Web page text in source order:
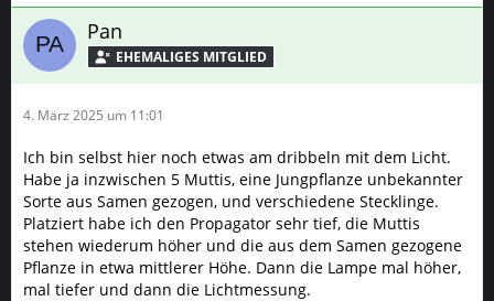
Pan
4. März 2025 um 11:01
Ich bin selbst hier noch etwas am dribbeln mit dem Licht.
Habe ja inzwischen 5 Muttis, eine Jungpflanze unbekannter
Sorte aus Samen gezogen, und verschiedene Stecklinge.
Platziert habe ich den Propagator sehr tief, die Muttis
stehen wiederum höher und die aus dem Samen gezogene
Pflanze in etwa mittlerer Höhe. Dann die Lampe mal höher,
mal tiefer und dann die Lichtmessung.